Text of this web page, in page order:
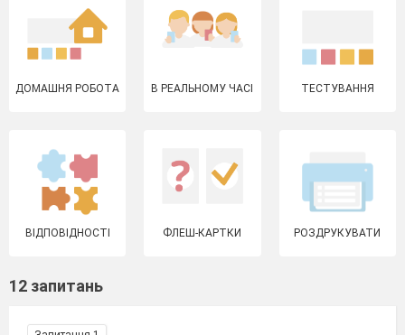
ДОМАШНЯ РОБОТА В РЕАЛЬНОМУ ЧАСІ ТЕСТУВАННЯ
ВІДПОВІДНОСТІ ФЛЕШ-КАРТКИ РОЗДРУКУВАТИ
12 запитань